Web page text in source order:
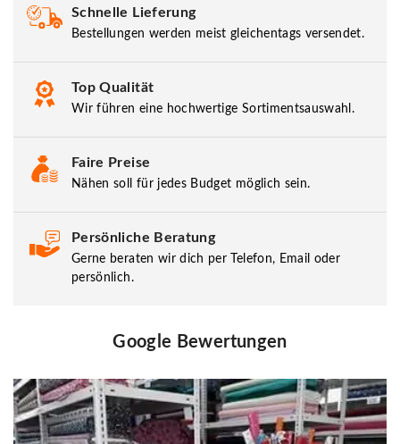
Schnelle Lieferung
Bestellungen werden meist gleichentags versendet.
Top Qualität
Wir führen eine hochwertige Sortimentsauswahl.
Faire Preise
Nähen soll für jedes Budget möglich sein.
Persönliche Beratung
Gerne beraten wir dich per Telefon, Email oder
persönlich.
Google Bewertungen